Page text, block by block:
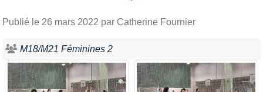
Publié le 26 mars 2022 par Catherine Fournier
M18/M21 Féminines 2